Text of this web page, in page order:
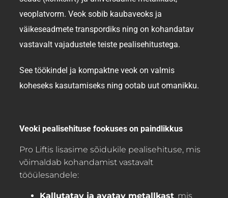
veoplatvorm. Veok sobib kaubaveoks ja
väikeseadmete transpordiks ning on kohandatav
vastavalt vajadustele teiste pealisehitustega.
See töökindel ja kompaktne veok on valmis
koheseks kasutamiseks ning ootab uut omanikku.
Veoki pealisehituse fookuses on paindlikkus
Pro Liftis lisasime sõidukile pealisehituse, mis
võimaldab kohandamist vastavalt
tööülesandele:
Kallutatav ja avatav metallkast, mis